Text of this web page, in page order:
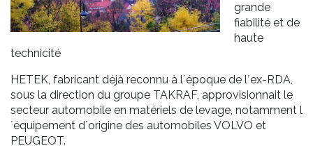
grande
fiabilité et de
haute
technicité
HETEK, fabricant déjà reconnu à l´époque de l´ex-RDA,
sous la direction du groupe TAKRAF, approvisionnait le
secteur automobile en matériels de levage, notamment l
´équipement d´origine des automobiles VOLVO et
PEUGEOT.